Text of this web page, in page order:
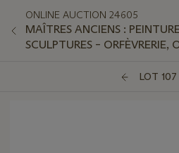
ONLINE AUCTION 24605
MAÎTRES ANCIENS :
SCULPTURES – ORFÈVRERIE,
LOT 107